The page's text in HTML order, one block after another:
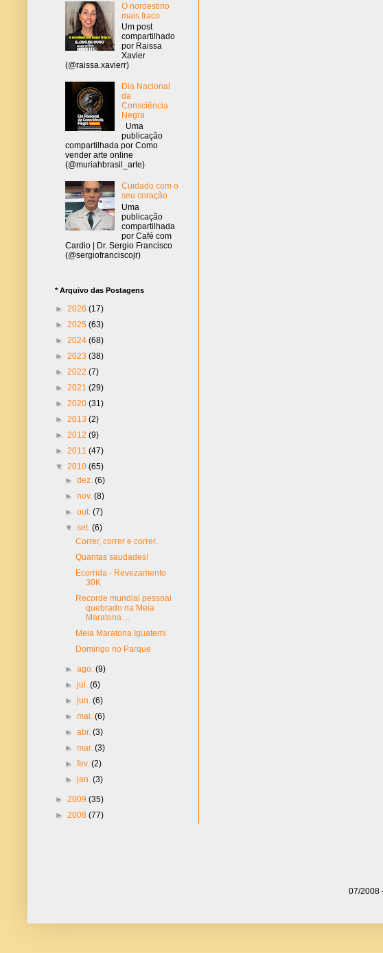
O nordestino
mais fraco
Um post
compartilhado
por Raissa
Xavier
(@raissa.xavierr)
Dia Nacional
da
Consciência
Negra
Uma
publicação
compartilhada por Como
vender arte online
(@muriahbrasil_arte)
Cuidado com o
seu coração
Uma
publicação
compartilhada
por Café com
Cardio | Dr. Sergio Francisco
(@sergiofranciscojr)
* Arquivo das Postagens
► 2026 (17)
► 2025 (63)
► 2024 (68)
► 2023 (38)
► 2022 (7)
► 2021 (29)
► 2020 (31)
► 2013 (2)
► 2012 (9)
► 2011 (47)
▼ 2010 (65)
►dez.(6)
►nov.(8)
►out.(7)
▼set.(6)
Correr, correr e correr.
Quantas saudades!
Ecorrida - Revezamento
30K
Recorde mundial pessoal
quebrado na Meia
Maratona ...
Meia Maratona Iguatemi
Domingo no Parque
►ago.(9)
►jul.(6)
►jun.(6)
►mai.(6)
►abr.(3)
►mar.(3)
►fev.(2)
►jan.(3)
► 2009 (35)
► 2008 (77)
07/2008